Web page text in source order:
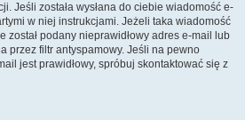
Jeśli została wysłana do ciebie wiadomość e-
w niej instrukcjami. Jeżeli taka wiadomość
został podany nieprawidłowy adres e-mail lub
przez filtr antyspamowy. Jeśli na pewno
jest prawidłowy, spróbuj skontaktować się z